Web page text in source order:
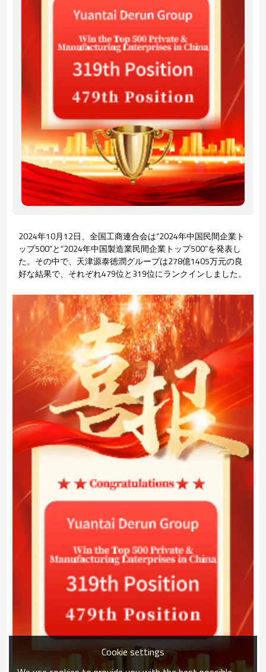
2024年10月12日、全国工商連合会は“2024年中国民間企業ト
ップ500”と“2024年中国製造業民間企業トップ500”を発表し
た。その中で、天津源泰徳潤グループは278億1405万元の良
好な結果で、それぞれ479位と319位にランクインしました。
Cookie settings